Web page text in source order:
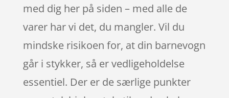
med dig her på siden – med alle de
varer har vi det, du mangler. Vil du
mindske risikoen for, at din barnevogn
går i stykker, så er vedligeholdelse
essentiel. Der er de særlige punkter